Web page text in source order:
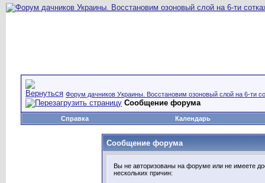
Форум дачников Украины. Восстановим озоновый слой на 6-ти
Сообщение форума
Справка Календарь
Сообщение форума
Вы не авторизованы на форуме или не имеете
нескольких причин: